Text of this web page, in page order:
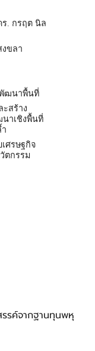
ร. กรฤต นิล
ขลา
พัฒนาพื้นที่
ะสร้าง
าเชิงพื้นที่
ศรษฐกิจ
ตกรรม
รค์จากฐานทุนพหุ